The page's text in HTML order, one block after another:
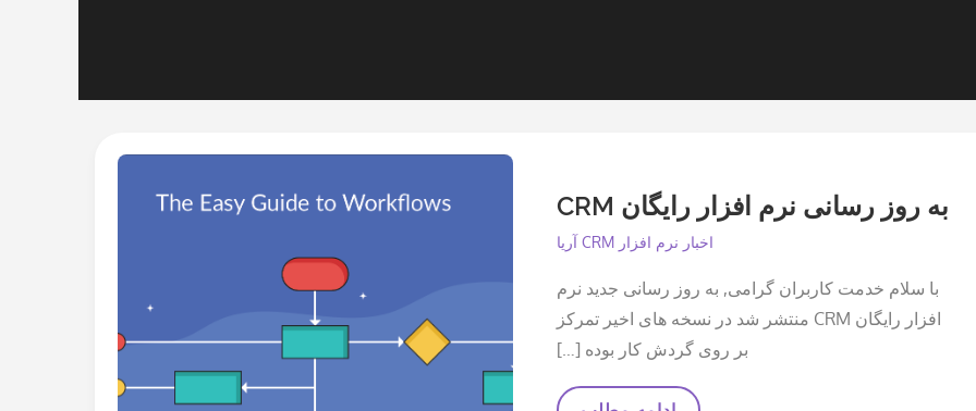
به روز رسانی نرم افزار رایگان CRM
اخبار نرم افزار CRM آریا
با سلام خدمت کاربران گرامی, به روز رسانی جدید نرم
افزار رایگان CRM منتشر شد در نسخه های اخیر تمرکز
بر روی گردش کار بوده […]